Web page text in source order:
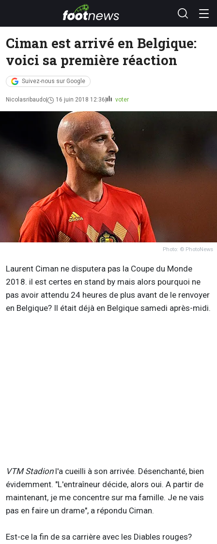
Ciman est arrivé en Belgique:
voici sa première réaction
Suivez-nous sur Google
Nicolasribaudo 16 juin 2018 12:36 voter
Photo: © PhotoNews
Laurent Ciman ne disputera pas la Coupe du Monde
2018. il est certes en stand by mais alors pourquoi ne
pas avoir attendu 24 heures de plus avant de le renvoyer
en Belgique? Il était déjà en Belgique samedi après-midi.
VTM Stadionl'a cueilli à son arrivée. Désenchanté, bien
évidemment. "L'entraîneur décide, alors oui. A partir de
maintenant, je me concentre sur ma famille. Je ne vais
pas en faire un drame", a répondu Ciman.
Est-ce la fin de sa carrière avec les Diables rouges?